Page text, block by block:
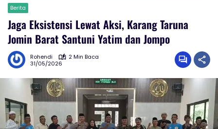
Berita
Jaga Eksistensi Lewat Aksi, Karang Taruna
Jomin Barat Santuni Yatim dan Jompo
Rohendi
2 Min Baca
31/05/2026